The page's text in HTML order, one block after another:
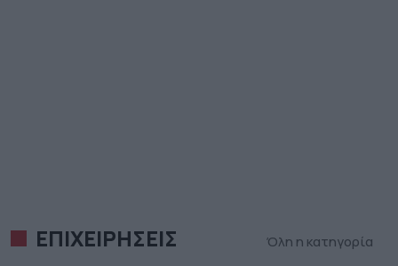
ΕΠΙΧΕΙΡΗΣΕΙΣ Όλη η κατηγορία